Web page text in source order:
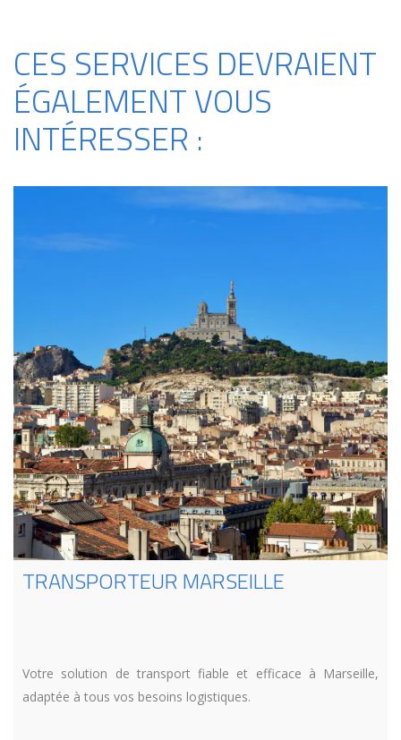
CES SERVICES DEVRAIENT
ÉGALEMENT VOUS
INTÉRESSER :
TRANSPORTEUR MARSEILLE
Votre solution de transport fiable et efficace à Marseille,
adaptée à tous vos besoins logistiques.